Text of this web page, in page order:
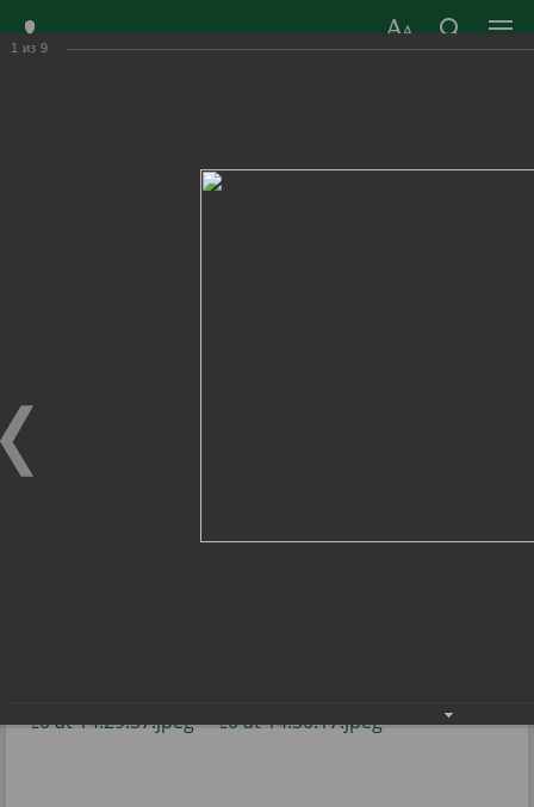
ВЛАДИМИРСКОЙ
Главная
Фестиваль ГТО среди дошкольников
1 из 9